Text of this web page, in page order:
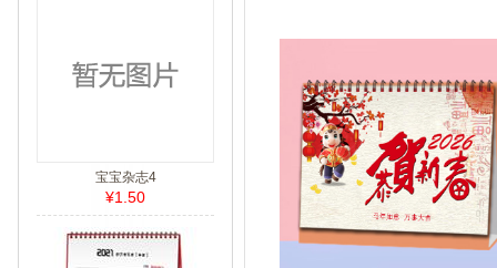
宝宝杂志4
¥1.50